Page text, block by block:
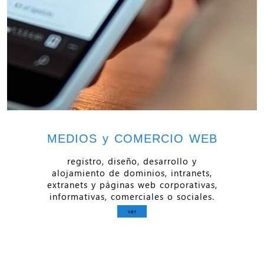
MEDIOS y COMERCIO WEB
registro, diseño, desarrollo y
alojamiento de dominios, intranets,
extranets y páginas web corporativas,
informativas, comerciales o sociales.
ver